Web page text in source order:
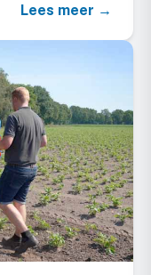
Lees meer →